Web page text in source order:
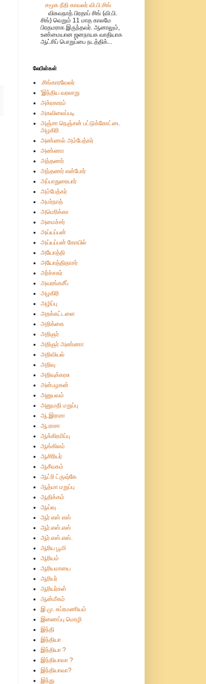
சமூக நீதி காவலர் வி.பி.சிங்
விசுவநாத் பிரதாப் சிங் (வி.பி.
சிங்) வெறும் 11 மாத காலமே
பிரதமராக இருந்தவர். ஆனாலும்,
உண்மையான ஜனநாயக வாதியாக
ஆட்சிப் பொறுப்பை நடத்திக்...
லேபிள்கள்
.சிங்காரவேலர்
'இந்திய வரலாறு
அக்ரகாரம்
அகவிலைப்படி
அஞ்சா நெஞ்சன் பட்டுக்கோட்டை
அழகிரி
அண்ணல் அம்பேத்கர்
அண்ணா
அந்தணர்
அந்தணர் என்போர்
அப்பாதுரையார்
அம்பேத்கர்
அமர்நாத்
அமெரிக்கா
அமைச்சர்
அய்யப்பன்
அய்யப்பன் கோயில்
அயோத்தி
அயோத்திதாசர்
அர்ச்சகர்
அவரங்கசீப்
அழகிரி
அழிப்பு
அறக்கட்டளை
அறிக்கை
அறிஞர்
அறிஞர் அண்ணா
அறிவியல்
அறிவு
அறிவுக்கரசு
அன்பழகன்
அனுபவம்
அனுமதி மறுப்பு
ஆ.இராசா
ஆ.ராசா
ஆக்கிரமிப்பு
ஆங்கிலம்
ஆசிரியர்
ஆசீவகம்
ஆட்ரி ட்ருஷ்கே
ஆத்மா மறுப்பு
ஆதிக்கம்
ஆய்வு
ஆர் எஸ் எஸ்
ஆர்.எஸ்.எஸ்
ஆர்.எஸ்.எஸ்.
ஆரிய பூமி
ஆரியம்
ஆரியமாயை
ஆரியர்
ஆரியர்கள்
ஆன்மீகம்
இ.மு. சுப்ரமணியம்
இணைப்பு மொழி
இந்தி
இந்தியா
இந்தியா ?
இந்தியாவா ?
இந்தியாவா?
இந்து